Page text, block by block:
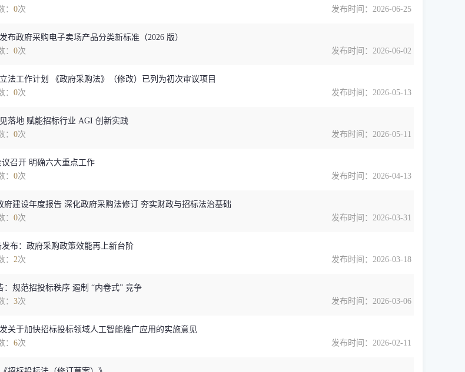
： 0次 发布时间：2026-06-25
布政府采购电子卖场产品分类新标准（2026 版）
： 0次 发布时间：2026-06-02
法工作计划 《政府采购法》（修改）已列为初次审议项目
： 0次 发布时间：2026-05-13
落地 赋能招标行业 AGI 创新实践
： 0次 发布时间：2026-05-11
召开 明确六大重点工作
： 0次 发布时间：2026-04-13
府建设年度报告 深化政府采购法修订 夯实财政与招标法治基础
： 0次 发布时间：2026-03-31
布：政府采购政策效能再上新台阶
： 2次 发布时间：2026-03-18
：规范招投标秩序 遏制 “内卷式” 竞争
： 3次 发布时间：2026-03-06
关于加快招标投标领域人工智能推广应用的实施意见
： 6次 发布时间：2026-02-11